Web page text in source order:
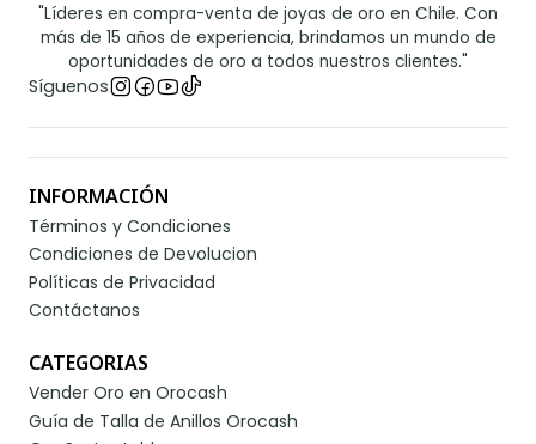
"Líderes en compra-venta de joyas de oro en Chile. Con
más de 15 años de experiencia, brindamos un mundo de
oportunidades de oro a todos nuestros clientes."
Síguenos
INFORMACIÓN
Términos y Condiciones
Condiciones de Devolucion
Políticas de Privacidad
Contáctanos
CATEGORIAS
Vender Oro en Orocash
Guía de Talla de Anillos Orocash